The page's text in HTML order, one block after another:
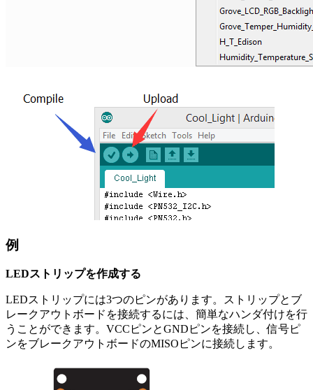
例
LEDストリップを作成する
LEDストリップには3つのピンがあります。ストリップとブ
レークアウトボードを接続するには、簡単なハンダ付けを行
うことができます。VCCピンとGNDピンを接続し、信号ピ
ンをブレークアウトボードのMISOピンに接続します。